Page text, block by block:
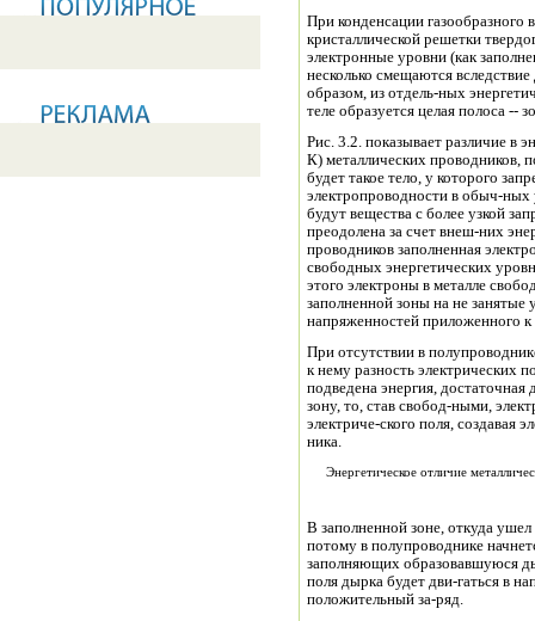
При конденсации газообразного
кристаллической решетки
электронные уровни (как
несколько смещаются
образом, из отдель-ных
теле образуется целая полоса --
Рис. 3.2. показывает различие в
К) металлических проводников,
будет такое тело, у которого
электропроводности в обыч-
будут вещества с более узкой
преодолена за счет внеш-них
проводников заполненная
свободных энергетических
этого электроны в металле
заполненной зоны на не
напряженностей приложенного к
При отсутствии в
к нему разность электрических
подведена энергия,
зону, то, став свобод-ными,
электриче-ского поля, создавая
ника.
Энергетическое отличие
В заполненной зоне, откуда
потому в полупроводнике
заполняющих образовавшуюся
поля дырка будет дви-гаться в
положительный за-ряд.